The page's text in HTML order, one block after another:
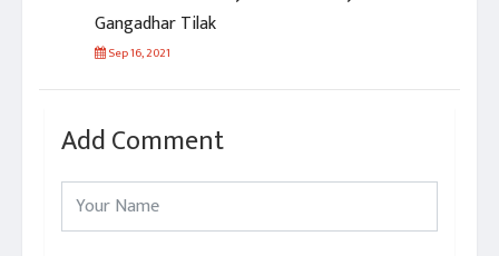
Gangadhar Tilak
Sep 16, 2021
Add Comment